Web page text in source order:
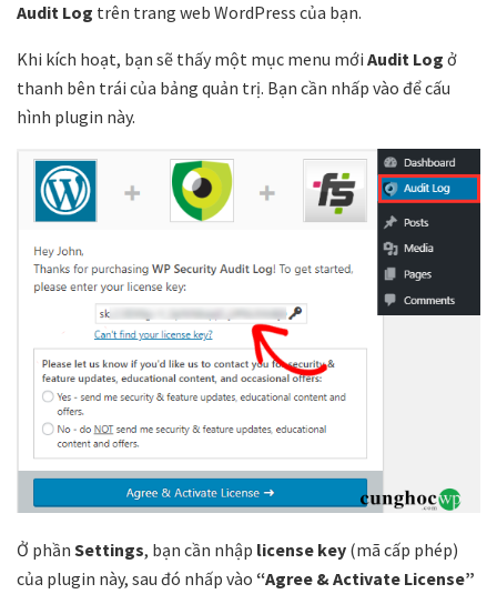
Audit Log trên trang web WordPress của bạn.
Khi kích hoạt, bạn sẽ thấy một mục menu mới Audit Log ở
thanh bên trái của bảng quản trị. Bạn cần nhấp vào để cấu
hình plugin này.
Ở phần Settings, bạn cần nhập license key (mã cấp phép)
của plugin này, sau đó nhấp vào “Agree & Activate License”